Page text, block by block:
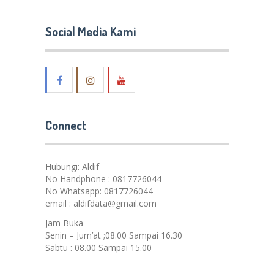
Social Media Kami
Connect
Hubungi: Aldif
No Handphone : 0817726044
No Whatsapp: 0817726044
email : aldifdata@gmail.com
Jam Buka
Senin – Jum’at ;08.00 Sampai 16.30
Sabtu : 08.00 Sampai 15.00